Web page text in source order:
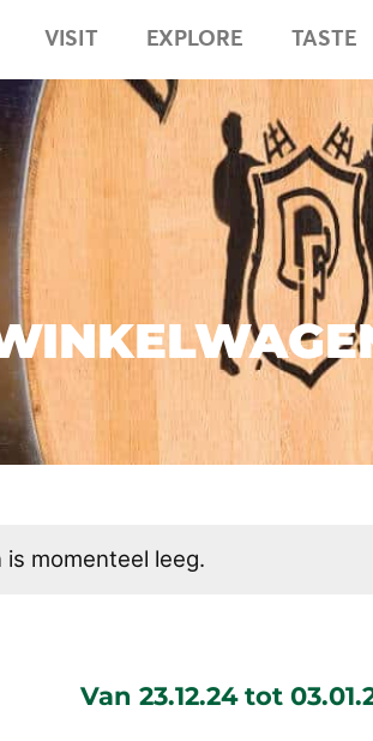
VISIT EXPLORE TASTE
momenteel leeg.
Van 23.12.24 tot